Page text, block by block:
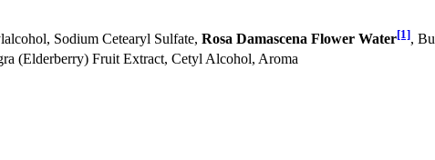
Sodium Cetearyl Sulfate, Rosa Damascena Flower Water[1],
(Elderberry) Fruit Extract, Cetyl Alcohol, Aroma